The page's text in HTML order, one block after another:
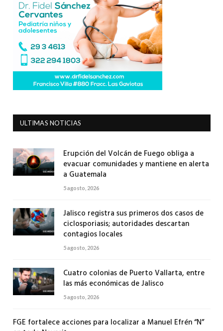
ULTIMAS NOTICIAS
Erupción del Volcán de Fuego obliga a
evacuar comunidades y mantiene en alerta
a Guatemala
5 agosto, 2026
Jalisco registra sus primeros dos casos de
ciclosporiasis; autoridades descartan
contagios locales
5 agosto, 2026
Cuatro colonias de Puerto Vallarta, entre
las más económicas de Jalisco
5 agosto, 2026
FGE fortalece acciones para localizar a Manuel Efrén “N”